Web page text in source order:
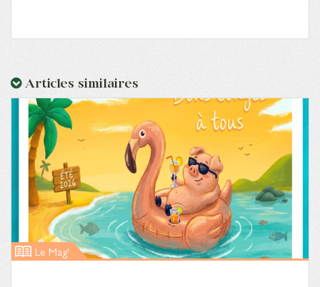
Articles similaires
Le Mag'